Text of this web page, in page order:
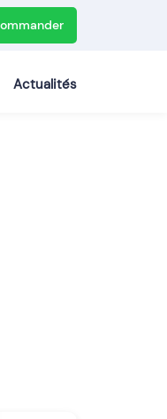
Actualités